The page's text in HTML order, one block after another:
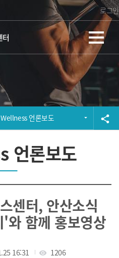
로그인
터
Wellness 언론보도 공
share
언론보도
센터, 안산소식
와 함께 홍보영상
16:31 조회수
visibility 1206